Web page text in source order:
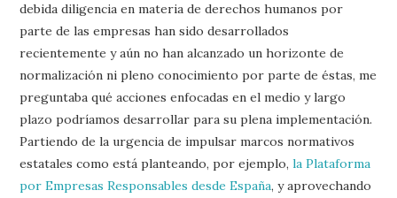
debida diligencia en materia de derechos humanos por
parte de las empresas han sido desarrollados
recientemente y aún no han alcanzado un horizonte de
normalización ni pleno conocimiento por parte de éstas, me
preguntaba qué acciones enfocadas en el medio y largo
plazo podríamos desarrollar para su plena implementación.
Partiendo de la urgencia de impulsar marcos normativos
estatales como está planteando, por ejemplo,la Plataforma
por Empresas Responsables desde España, y aprovechando